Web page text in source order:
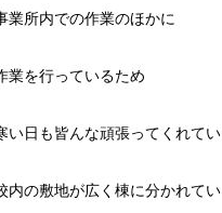
業所内での作業のほかに
業を行っているため
い日も皆んな頑張ってくれて
内の敷地が広く棟に分かれて